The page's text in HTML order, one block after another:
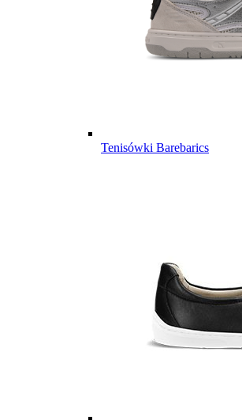
Tenisówki Barebarics